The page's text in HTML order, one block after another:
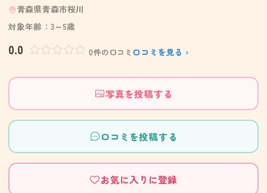
青森県青森市桜川
対象年齢：3～5歳
0.0 0件の口コミ 口コミを見る ›
写真を投稿する
口コミを投稿する
お気に入りに登録